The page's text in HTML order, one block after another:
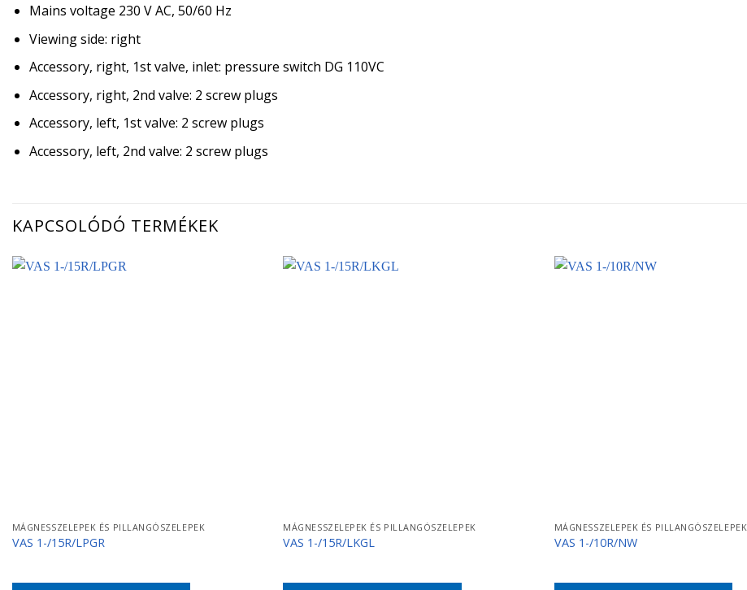
Mains voltage 230 V AC, 50/60 Hz
Viewing side: right
Accessory, right, 1st valve, inlet: pressure switch DG 110VC
Accessory, right, 2nd valve: 2 screw plugs
Accessory, left, 1st valve: 2 screw plugs
Accessory, left, 2nd valve: 2 screw plugs
KAPCSOLÓDÓ TERMÉKEK
MÁGNESSZELEPEK ÉS PILLANGÓSZELEPEK
VAS 1-/15R/LPGR
MÁGNESSZELEPEK ÉS PILLANGÓSZELEPEK
VAS 1-/15R/LKGL
MÁGNESSZELEPEK ÉS PILLANGÓSZELEPEK
VAS 1-/10R/NW